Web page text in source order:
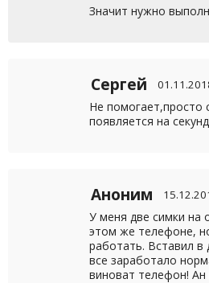
Значит нужно
Сергей
Не помогает,просто
появляется на
Аноним
У меня две симки на
этом же телефоне,
работать. Вставил в
все заработало
виноват телефон!